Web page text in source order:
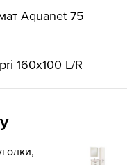
Aquanet 75
160x100 L/R